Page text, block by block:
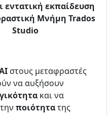
εντατική εκπαίδευση
Μνήμη Trados
Studio
στους μεταφραστές
να αυξήσουν
και να
ποιότητατης